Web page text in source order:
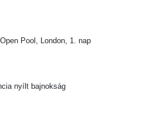
Pool, London, 1. nap
nyílt bajnokság